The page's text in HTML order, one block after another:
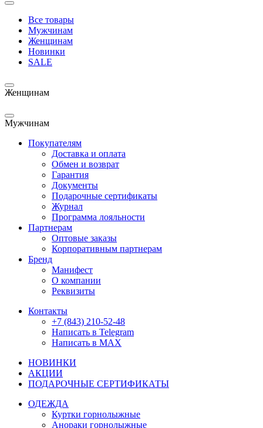
Все товары
Мужчинам
Женщинам
Новинки
SALE
Женщинам
Мужчинам
Покупателям
Доставка и оплата
Обмен и возврат
Гарантия
Документы
Подарочные сертификаты
Журнал
Программа лояльности
Партнерам
Оптовые заказы
Корпоративным партнерам
Бренд
Манифест
О компании
Реквизиты
Контакты
+7 (843) 210-52-48
Написать в Telegram
Написать в MAX
НОВИНКИ
АКЦИИ
ПОДАРОЧНЫЕ СЕРТИФИКАТЫ
ОДЕЖДА
Куртки горнолыжные
Анораки горнолыжные